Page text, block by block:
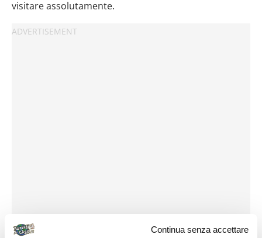
Continua senza accettare
visitare assolutamente.